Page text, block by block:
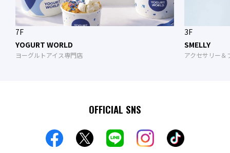
7F
YOGURT WORLD
ヨーグルトアイス専門店
3F
SMELLY
アクセサリー＆
OFFICIAL SNS